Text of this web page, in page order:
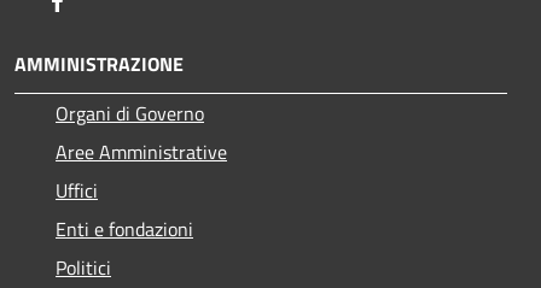
AMMINISTRAZIONE
Organi di Governo
Aree Amministrative
Uffici
Enti e fondazioni
Politici